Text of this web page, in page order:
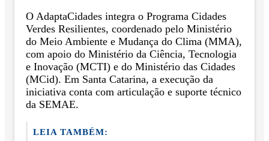
O AdaptaCidades integra o Programa Cidades
Verdes Resilientes, coordenado pelo Ministério
do Meio Ambiente e Mudança do Clima (MMA),
com apoio do Ministério da Ciência, Tecnologia
e Inovação (MCTI) e do Ministério das Cidades
(MCid). Em Santa Catarina, a execução da
iniciativa conta com articulação e suporte técnico
da SEMAE.
LEIA TAMBÉM: